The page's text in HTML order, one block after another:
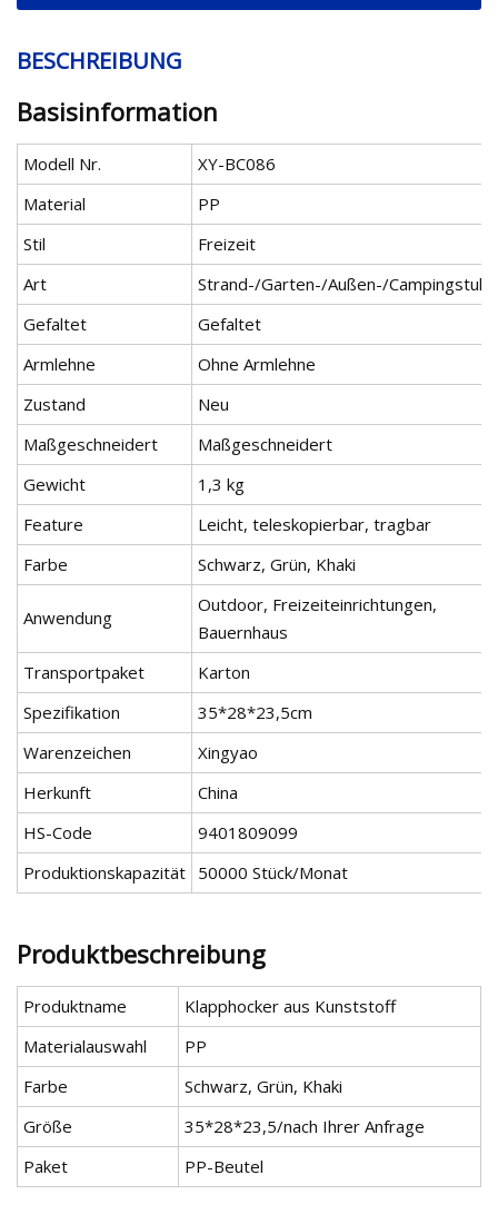
BESCHREIBUNG
Basisinformation
Modell Nr.
XY-BC086
Material
PP
Stil
Freizeit
Art
Strand-/Garten-/Außen-/Campingstuhl
Gefaltet
Gefaltet
Armlehne
Ohne Armlehne
Zustand
Neu
Maßgeschneidert
Maßgeschneidert
Gewicht
1,3 kg
Feature
Leicht, teleskopierbar, tragbar
Farbe
Schwarz, Grün, Khaki
Anwendung
Outdoor, Freizeiteinrichtungen,
Bauernhaus
Transportpaket
Karton
Spezifikation
35*28*23,5cm
Warenzeichen
Xingyao
Herkunft
China
HS-Code
9401809099
Produktionskapazität 50000 Stück/Monat
Produktbeschreibung
Produktname
Klapphocker aus Kunststoff
Materialauswahl
PP
Farbe
Schwarz, Grün, Khaki
Größe
35*28*23,5/nach Ihrer Anfrage
Paket
PP-Beutel